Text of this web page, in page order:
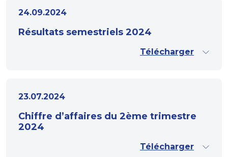
24.09.2024
Résultats semestriels 2024
Télécharger
23.07.2024
Chiffre d’affaires du 2ème trimestre
2024
Télécharger